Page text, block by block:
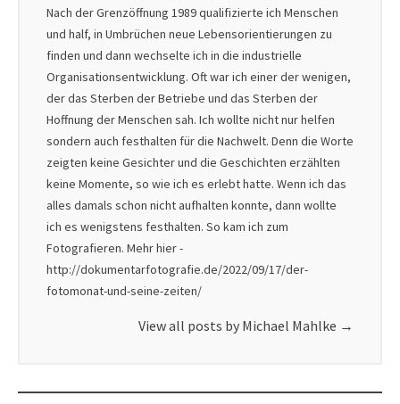
Nach der Grenzöffnung 1989 qualifizierte ich Menschen
und half, in Umbrüchen neue Lebensorientierungen zu
finden und dann wechselte ich in die industrielle
Organisationsentwicklung. Oft war ich einer der wenigen,
der das Sterben der Betriebe und das Sterben der
Hoffnung der Menschen sah. Ich wollte nicht nur helfen
sondern auch festhalten für die Nachwelt. Denn die Worte
zeigten keine Gesichter und die Geschichten erzählten
keine Momente, so wie ich es erlebt hatte. Wenn ich das
alles damals schon nicht aufhalten konnte, dann wollte
ich es wenigstens festhalten. So kam ich zum
Fotografieren. Mehr hier -
http://dokumentarfotografie.de/2022/09/17/der-
fotomonat-und-seine-zeiten/
View all posts by Michael Mahlke →